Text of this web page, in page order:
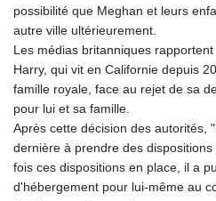
possibilité que Meghan et leurs
autre ville ultérieurement.
Les médias britanniques
Harry, qui vit en Californie depuis
famille royale, face au rejet de sa
pour lui et sa famille.
Après cette décision des autorités,
dernière à prendre des
fois ces dispositions en place, il a
d'hébergement pour lui-même au